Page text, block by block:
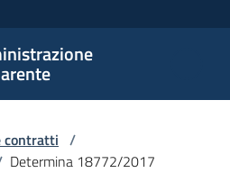
contratti /
Determina 18772/2017